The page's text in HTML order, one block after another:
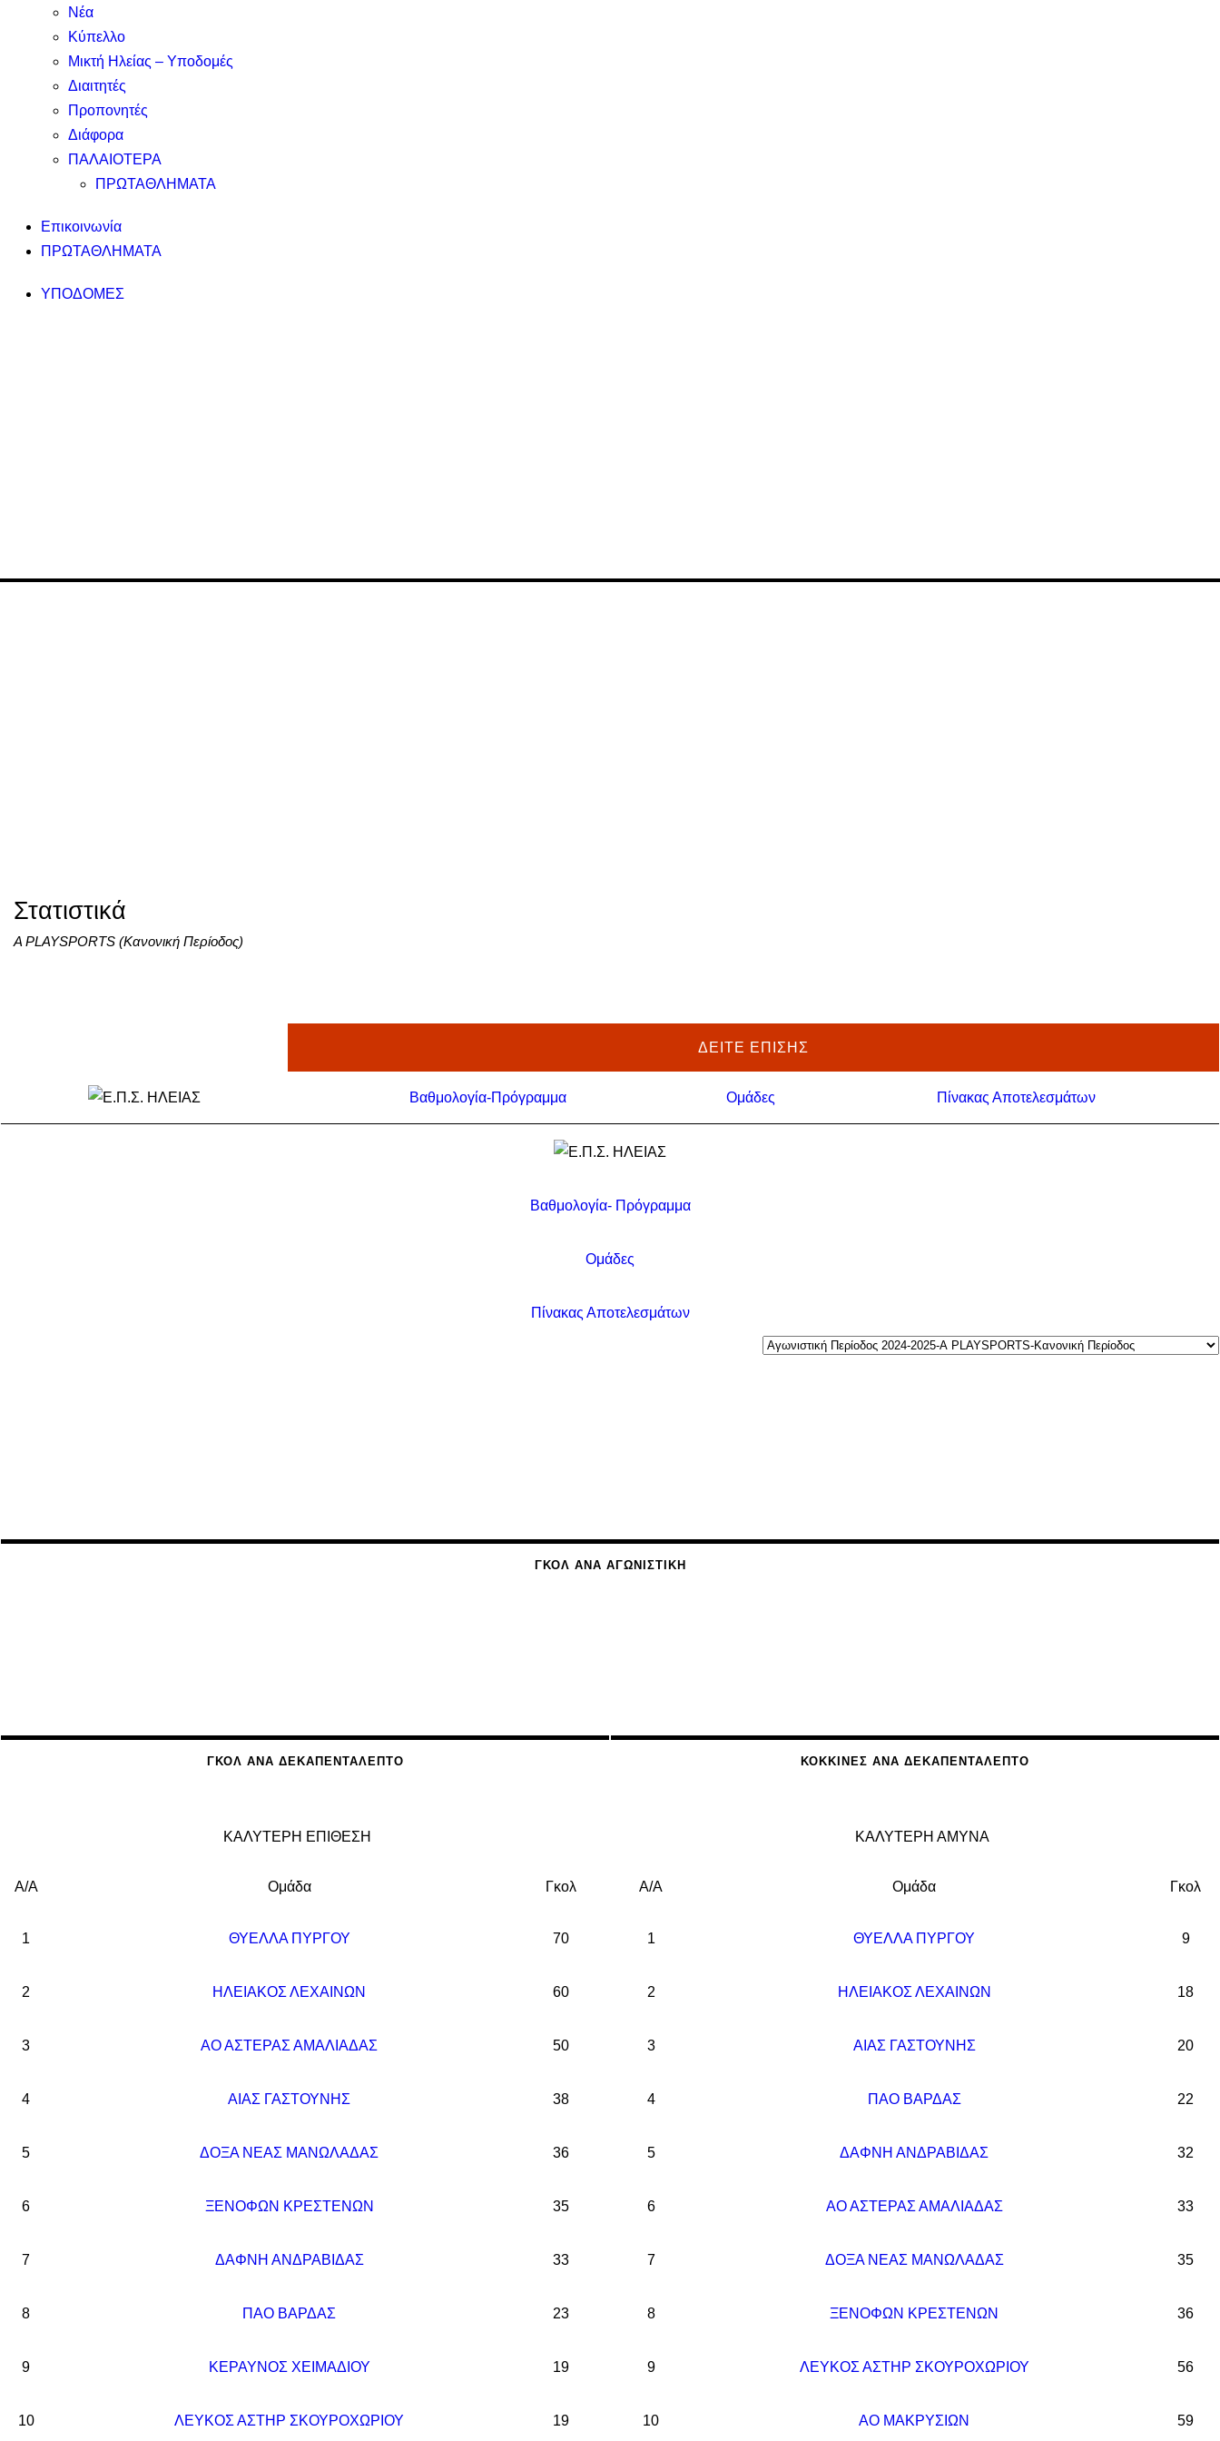
Νέα
Κύπελλο
Μικτή Ηλείας – Υποδομές
Διαιτητές
Προπονητές
Διάφορα
ΠΑΛΑΙΟΤΕΡΑ
ΠΡΩΤΑΘΛΗΜΑΤΑ
Επικοινωνία
ΠΡΩΤΑΘΛΗΜΑΤΑ
ΥΠΟΔΟΜΕΣ
Στατιστικά
Α PLAYSPORTS (Κανονική Περίοδος)
ΔΕΙΤΕ ΕΠΙΣΗΣ
Βαθμολογία-Πρόγραμμα Ομάδες Πίνακας Αποτελεσμάτων
Βαθμολογία- Πρόγραμμα
Ομάδες
Πίνακας Αποτελεσμάτων
ΓΚΟΛ ΑΝΆ ΑΓΩΝΙΣΤΙΚΉ
ΓΚΟΛ ΑΝΆ ΔΕΚΑΠΕΝΤΆΛΕΠΤΟ ΚΌΚΚΙΝΕΣ ΑΝΆ ΔΕΚΑΠΕΝΤΆΛΕΠΤΟ
ΚΑΛΥΤΕΡΗ ΕΠΙΘΕΣΗ
Α/Α Ομάδα Γκολ
1 ΘΥΕΛΛΑ ΠΥΡΓΟΥ 70
2 ΗΛΕΙΑΚΟΣ ΛΕΧΑΙΝΩΝ 60
3 ΑΟ ΑΣΤΕΡΑΣ ΑΜΑΛΙΑΔΑΣ 50
4 ΑΙΑΣ ΓΑΣΤΟΥΝΗΣ 38
5 ΔΟΞΑ ΝΕΑΣ ΜΑΝΩΛΑΔΑΣ 36
6 ΞΕΝΟΦΩΝ ΚΡΕΣΤΕΝΩΝ 35
7 ΔΑΦΝΗ ΑΝΔΡΑΒΙΔΑΣ 33
8 ΠΑΟ ΒΑΡΔΑΣ 23
9 ΚΕΡΑΥΝΟΣ ΧΕΙΜΑΔΙΟΥ 19
10 ΛΕΥΚΟΣ ΑΣΤΗΡ ΣΚΟΥΡΟΧΩΡΙΟΥ 19
ΚΑΛΥΤΕΡΗ ΑΜΥΝΑ
Α/Α Ομάδα Γκολ
1 ΘΥΕΛΛΑ ΠΥΡΓΟΥ 9
2 ΗΛΕΙΑΚΟΣ ΛΕΧΑΙΝΩΝ 18
3 ΑΙΑΣ ΓΑΣΤΟΥΝΗΣ 20
4 ΠΑΟ ΒΑΡΔΑΣ 22
5 ΔΑΦΝΗ ΑΝΔΡΑΒΙΔΑΣ 32
6 ΑΟ ΑΣΤΕΡΑΣ ΑΜΑΛΙΑΔΑΣ 33
7 ΔΟΞΑ ΝΕΑΣ ΜΑΝΩΛΑΔΑΣ 35
8 ΞΕΝΟΦΩΝ ΚΡΕΣΤΕΝΩΝ 36
9 ΛΕΥΚΟΣ ΑΣΤΗΡ ΣΚΟΥΡΟΧΩΡΙΟΥ 56
10 ΑΟ ΜΑΚΡΥΣΙΩΝ 59